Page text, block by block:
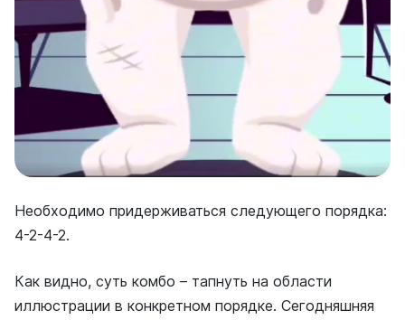
Необходимо придерживаться следующего порядка:
4-2-4-2.
Как видно, суть комбо – тапнуть на области
иллюстрации в конкретном порядке. Сегодняшняя